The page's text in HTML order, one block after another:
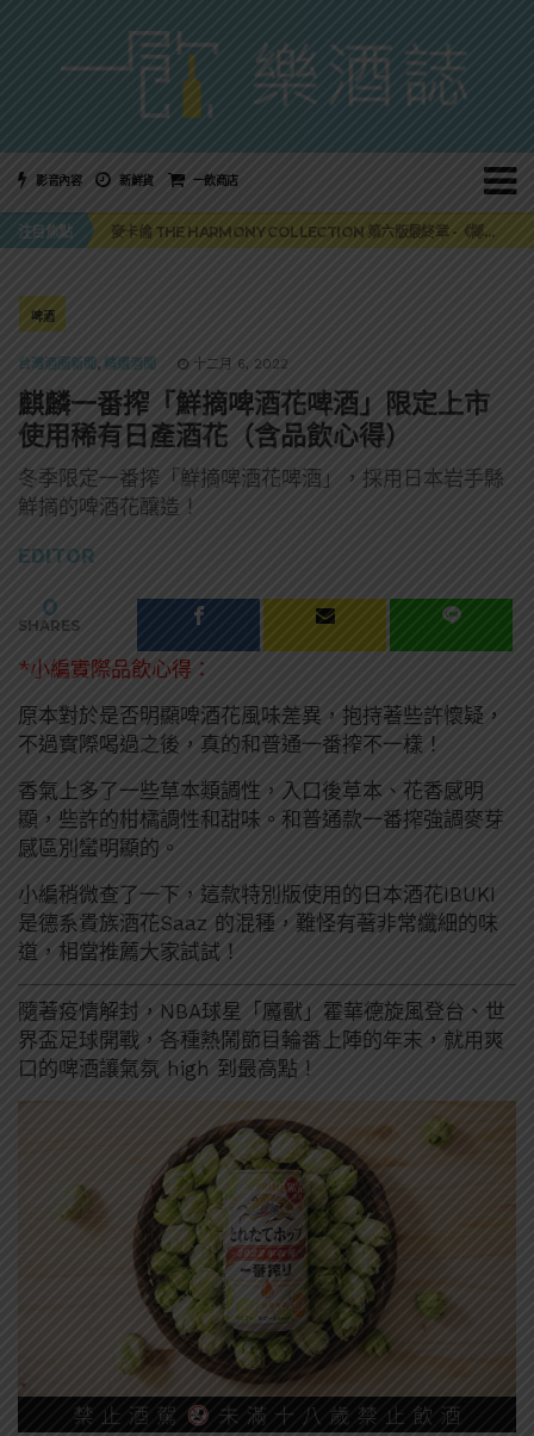
影音內容 新鮮貨 一飲商店
注目焦點
美國正式恢復蘇格蘭威士忌零關稅！烈酒產業再次迎來重磅利多
麥卡倫 THE HARMONY COLLECTION 第六版最終章 -《椰風煖韻》
角嗨尬炸物X爽快這一步，角瓶攜手頂呱呱 全新套餐限時登場
啤酒
台灣酒圈新聞 , 精選酒聞 十二月 6, 2022
麒麟一番搾「鮮摘啤酒花啤酒」限定上市
使用稀有日產酒花（含品飲心得）
冬季限定一番搾「鮮摘啤酒花啤酒」，採用日本岩手縣
鮮摘的啤酒花釀造！
EDITOR
0
SHARES
*小編實際品飲心得：
原本對於是否明顯啤酒花風味差異，抱持著些許懷疑，
不過實際喝過之後，真的和普通一番搾不一樣！
香氣上多了一些草本類調性，入口後草本、花香感明
顯，些許的柑橘調性和甜味。和普通款一番搾強調麥芽
感區別蠻明顯的。
小編稍微查了一下，這款特別版使用的日本酒花IBUKI
是德系貴族酒花Saaz 的混種，難怪有著非常纖細的味
道，相當推薦大家試試！
隨著疫情解封，NBA球星「魔獸」霍華德旋風登台、世
界盃足球開戰，各種熱鬧節目輪番上陣的年末，就用爽
口的啤酒讓氣氛 high 到最高點！